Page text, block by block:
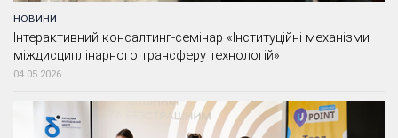
НОВИНИ
Інтерактивний консалтинг-семінар «Інституційні механізми
міждисциплінарного трансферу технологій»
04.05.2026